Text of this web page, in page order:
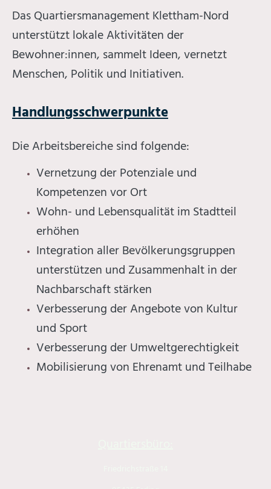
Das Quartiersmanagement Klettham-Nord
unterstützt lokale Aktivitäten der
Bewohner:innen, sammelt Ideen, vernetzt
Menschen, Politik und Initiativen.
Handlungsschwerpunkte
Die Arbeitsbereiche sind folgende:
Vernetzung der Potenziale und
Kompetenzen vor Ort
Wohn- und Lebensqualität im Stadtteil
erhöhen​
Integration aller Bevölkerungsgruppen
unterstützen und Zusammenhalt in der
Nachbarschaft stärken​
Verbesserung der Angebote von Kultur
und Sport​
Verbesserung der Umweltgerechtigkeit​
Mobilisierung von Ehrenamt und Teilhabe